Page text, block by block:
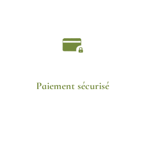
Paiement sécurisé